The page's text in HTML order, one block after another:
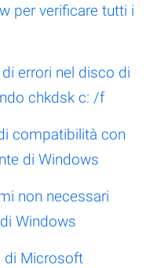
per verificare tutti i
errori nel disco di
chkdsk c: /f
compatibilità con
di Windows
non necessari
Windows
di Microsoft